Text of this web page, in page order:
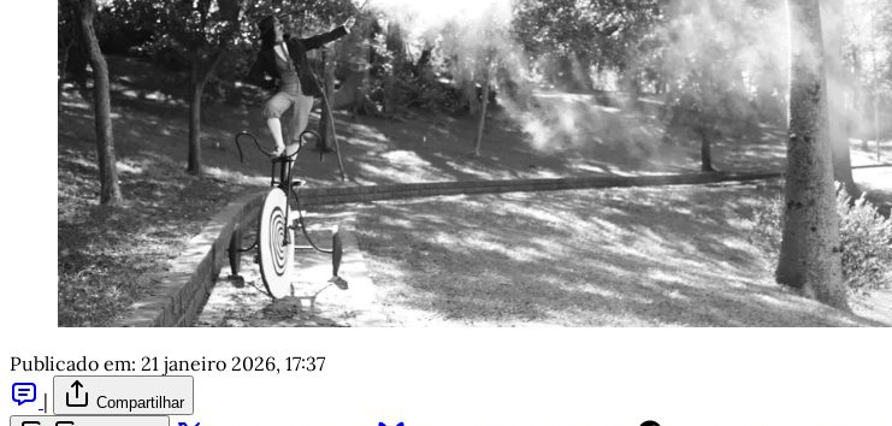
Publicado em: 21 janeiro 2026, 17:37
|
Compartilhar